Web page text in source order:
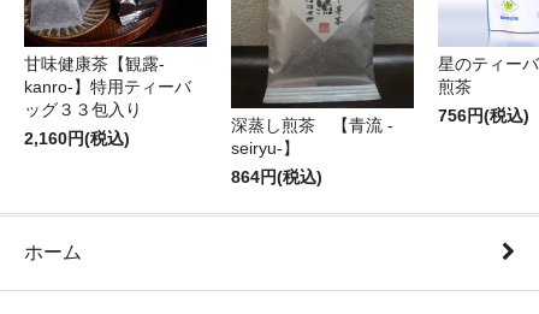
甘味健康茶【観露-
kanro-】特用ティーバ
ッグ３３包入り
2,160円(税込)
深蒸し煎茶 【青流 -
seiryu-】
864円(税込)
星のティー
煎茶
756円(税込)
ホーム